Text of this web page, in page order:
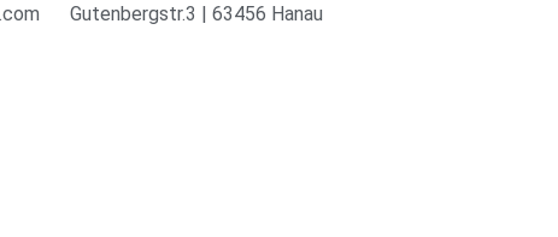
Gutenbergstr.3 | 63456 Hanau